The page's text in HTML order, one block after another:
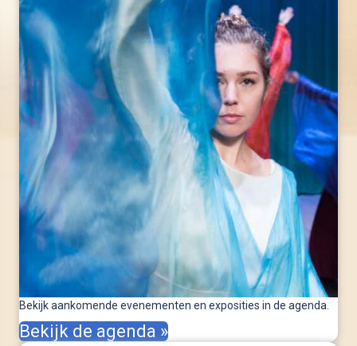
Bekijk aankomende evenementen en exposities in de agenda.
Bekijk de agenda »